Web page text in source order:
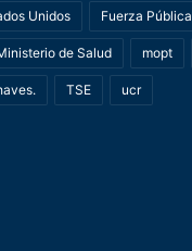
Unidos Fuerza Pública
de Salud mopt
TSE ucr